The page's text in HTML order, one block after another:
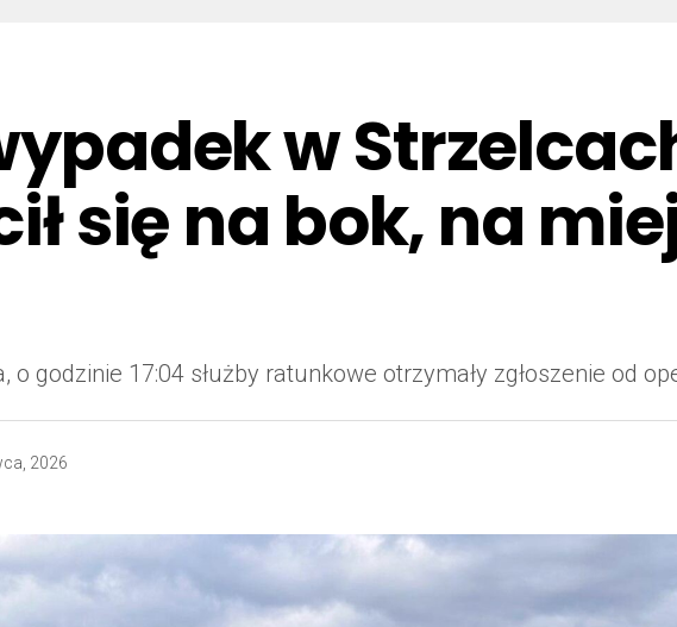
w
się na bok, na
o godzinie 17:04 służby ratunkowe otrzymały zgłoszenie od
2026